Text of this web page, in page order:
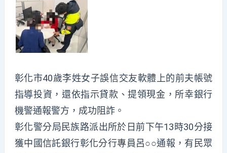
彰化市40歲李姓女子誤信交友軟體上的前夫帳號
指導投資，還依指示貸款、提領現金，所幸銀行
機警通報警方，成功阻詐。
彰化警分局民族路派出所於日前下午13時30分接
獲中國信託銀行彰化分行專員呂○○通報，有民眾